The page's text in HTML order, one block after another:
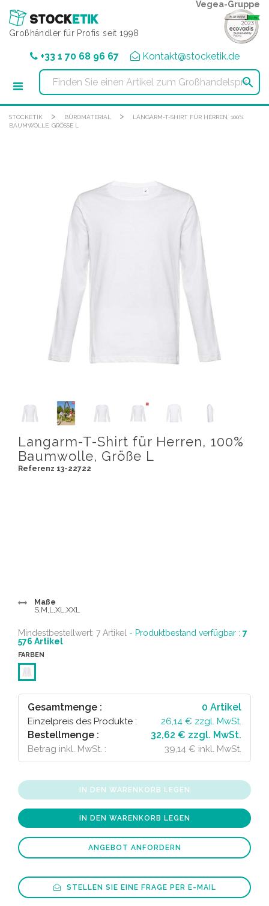
Großhändler für Profis seit 1998
Vegea-Gruppe
+33 1 70 68 96 67 Kontakt@stocketik.de

STOCKETIK > BÜROMATERIAL >
LANGARM-T-SHIRT FÜR HERREN, 100%
BAUMWOLLE, GRÖSSE L
Langarm-T-Shirt für Herren, 100%
Baumwolle, Größe L
Referenz 13-22722
Maße
S,M,L,XL,XXL
Mindestbestellwert: 7 Artikel - Produktbestand verfügbar : 7
576 Artikel
FARBEN
Gesamtmenge : 0 Artikel
Einzelpreis des Produkte : 26,14 € zzgl. MwSt.
Bestellmenge : 32,62 € zzgl. MwSt.
Betrag inkl. MwSt. : 39,14 € inkl. MwSt.
IN DEN WARENKORB LEGEN
IN DEN WARENKORB LEGEN
ANGEBOT ANFORDERN
STELLEN SIE EINE FRAGE PER E-MAIL